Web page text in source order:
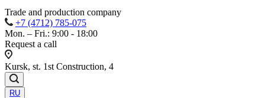
Trade and production company
+7 (4712) 785-075
Mon. – Fri.: 9:00 - 18:00
Request a call
Kursk, st. 1st Construction, 4
RU